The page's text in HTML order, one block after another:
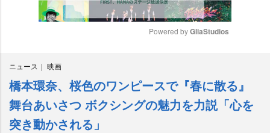
e
Powered by GliaStudios
ニュース 映画
橋本環奈、桜色のワンピースで『春に散る』
舞台あいさつ ボクシングの魅力を力説「心を
突き動かされる」